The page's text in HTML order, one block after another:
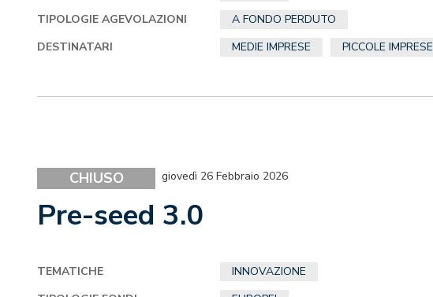
TIPOLOGIE AGEVOLAZIONI
A FONDO PERDUTO
DESTINATARI
MEDIE IMPRESE PICCOLE IMPRESE
CHIUSO giovedì 26 Febbraio 2026
Pre-seed 3.0
TEMATICHE
INNOVAZIONE